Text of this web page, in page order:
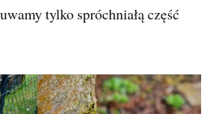
tylko spróchniałą część